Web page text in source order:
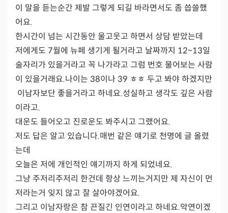
이 말을 듣는순간 제발 그렇게 되길 바라면서도 좀 씁쓸했
어요.
한시간이 넘는 시간동안 울고웃고 하면서 상담 받았는데
저에게도 7월에 뉴페 생기게 될거라고 날짜까지 12~13일
술자리가 있을거라고 꼭 나가라고 그럼 번호 물어보는 사람
이 있을거래요.나이는 38이나 39 ㅎㅎ 두고 봐야 하겠지만
이남자보단 좋을거라고 하네요.성실하고 생각도 깊은 사람
이라고.
대운도 들어오고 진로운도 봐주시고 그랬어요.
저도 답은 알고 있습니다.매번 같은 얘기로 천명에 글 올렸
는데
오늘은 저에 개인적인 얘기까지 하게 되었네요.
그냥 주저리주저리 한건데 항상 느끼는거지만 제 자신이 먼
저라는거 잊지 않고 잘 살아야겠어요.
그리고 이남자랑은 참 끈질긴 인연이라고 하네요.악연이겠